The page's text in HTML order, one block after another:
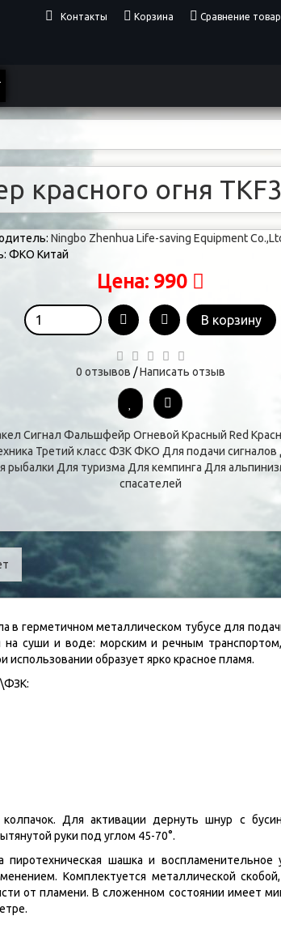
Сравнение
Корзина
Контакты
красного огня
Ningbo Zhenhua Life-saving Equipment
ФКО Китай
Цена: 990
В корзину
0 отзывов /Написать отзыв
Сигнал Фальшфейр Огневой Красный Red
Третий класс ФЗКФКО Для подачи сигналов
рыбалки Для туризма Для кемпинга Для
спасателей
в герметичном металлическом тубусе для
на суши и воде: морским и речным
образует ярко красное пламя.
Для активации дернуть шнур с
руки под углом 45-70°.
шашка и воспламенительное
Комплектуется металлической
от пламени.В сложенном состоянии имеет